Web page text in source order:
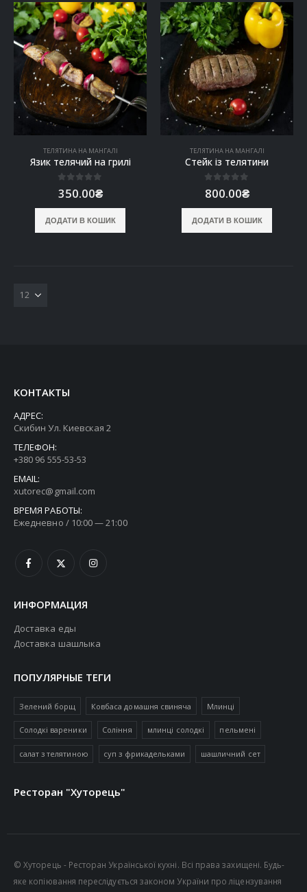
ТЕЛЯТИНА НА МАНГАЛІ
Язик телячий на грилі
0out of 5
350.00₴
ДОДАТИ В КОШИК
ТЕЛЯТИНА НА МАНГАЛІ
Стейк із телятини
0out of 5
800.00₴
ДОДАТИ В КОШИК
КОНТАКТЫ
АДРЕС:
Скибин Ул. Киевская 2
ТЕЛЕФОН:
+380 96 555-53-53
EMAIL:
xutorec@gmail.com
ВРЕМЯ РАБОТЫ:
Ежедневно / 10:00 — 21:00
ИНФОРМАЦИЯ
Доставка еды
Доставка шашлыка
ПОПУЛЯРНЫЕ ТЕГИ
Зелений борщ Ковбаса домашня свиняча Млинці
Солодкі вареники Соління млинці солодкі пельмені
салат з телятиною суп з фрикадельками шашличний сет
Ресторан "Хуторець"
© Хуторець - Ресторан Української кухні. Всі права захищені. Будь-
яке копіювання переслідується законом України про ліцензування